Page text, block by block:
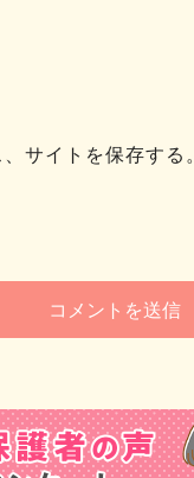
サイトを保存する。